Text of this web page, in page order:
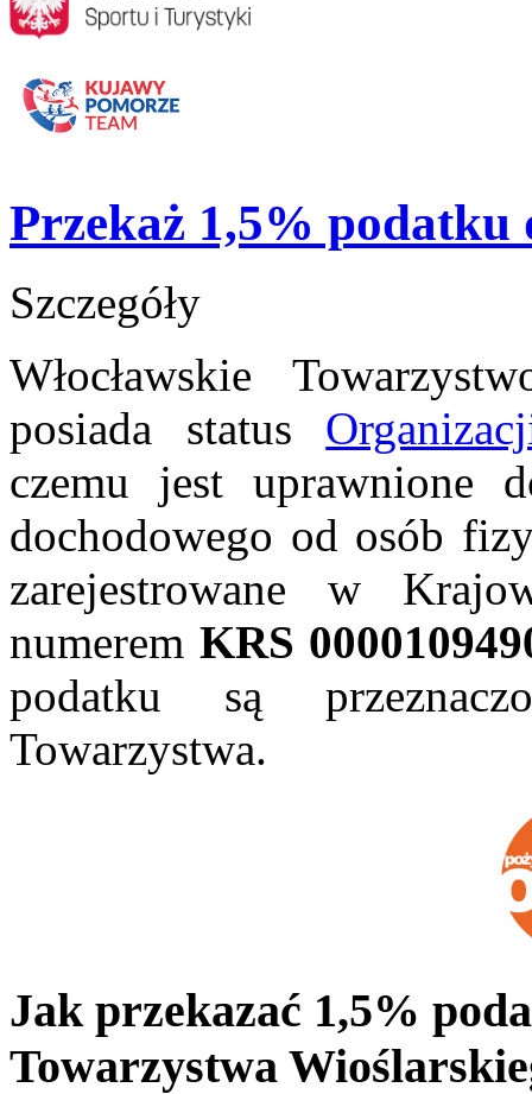
Przekaż 1,5% podatku
Szczegóły
Włocławskie
posiada status
czemu jest uprawnione
dochodowego od osób
zarejestrowane w
numerem KRS
podatku są
Towarzystwa.
Jak przekazać 1,5%
Towarzystwa